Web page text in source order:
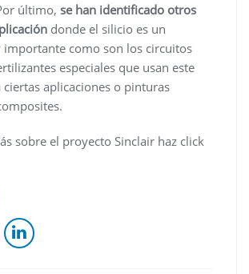
último, se han identificado otros
donde el silicio es un
como son los circuitos
especiales que usan este
aplicaciones o pinturas
sobre el proyecto Sinclair haz click